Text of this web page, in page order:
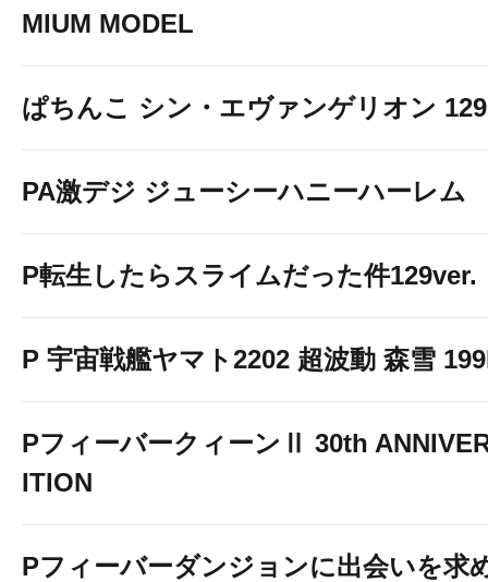
MIUM MODEL
ぱちんこ シン・エヴァンゲリオン
PA激デジ ジューシーハニーハーレム
P転生したらスライムだった件129ver.
P 宇宙戦艦ヤマト2202 超波動 森雪
PフィーバークィーンⅡ 30th
ITION
Pフィーバーダンジョンに出会いを求